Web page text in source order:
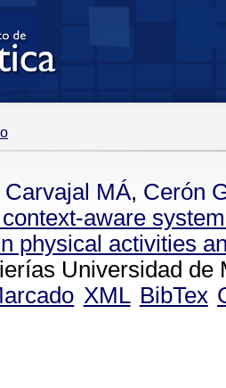
Carvajal MÁ, Cerón
aware
physical activities
Universidad de
XML BibTex